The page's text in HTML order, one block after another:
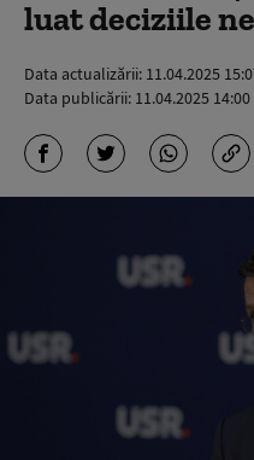
luat deciziile
Data actualizării: 11.04.2025
Data publicării: 11.04.2025 14:00